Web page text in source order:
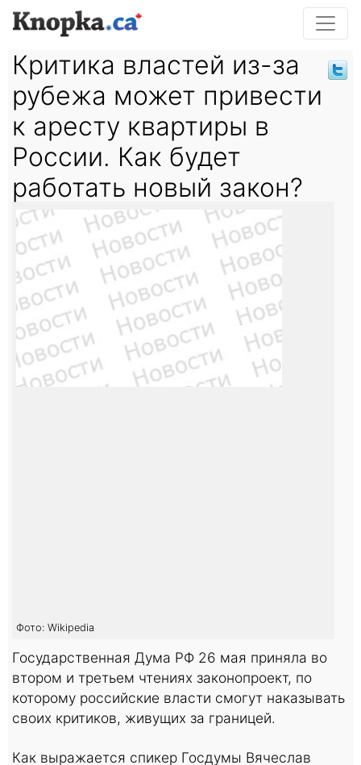
Критика властей из-за
рубежа может привести
к аресту квартиры в
России. Как будет
работать новый закон?
Фото: Wikipedia
Государственная Дума РФ 26 мая приняла во
втором и третьем чтениях законопроект, по
которому российские власти смогут наказывать
своих критиков, живущих за границей.
Как выражается спикер Госдумы Вячеслав